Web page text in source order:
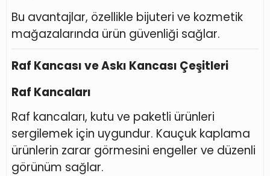
Bu avantajlar, özellikle bijuteri ve kozmetik
mağazalarında ürün güvenliği sağlar.
Raf Kancası ve Askı Kancası Çeşitleri
Raf Kancaları
Raf kancaları, kutu ve paketli ürünleri
sergilemek için uygundur. Kauçuk kaplama
ürünlerin zarar görmesini engeller ve düzenli
görünüm sağlar.